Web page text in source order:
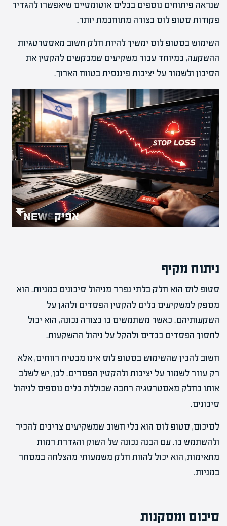
שנראה פיתוחים נוספים בכלים אוטומטיים שיאפשרו להגדיר
פקודות סטופ לוס בצורה מתוחכמת יותר.
השימוש בסטופ לוס ימשיך להיות חלק חשוב מאסטרטגיות
ההשקעה, במיוחד עבור משקיעים שמבקשים להקטין את
הסיכון ולשמור על יציבות פיננסית בטווח הארוך.
ניתוח מקיף
סטופ לוס הוא חלק בלתי נפרד מניהול סיכונים במניות. הוא
מספק למשקיעים כלים להקטין הפסדים ולהגן על
השקעותיהם. כאשר משתמשים בו בצורה נכונה, הוא יכול
לחסוך הפסדים כבדים ולהקל על ניהול ההשקעות.
חשוב להבין שהשימוש בסטופ לוס אינו מבטיח רווחים, אלא
רק עוזר לשמור על יציבות ולהקטין הפסדים. לכן, יש לשלב
אותו כחלק מאסטרטגיה רחבה שכוללת כלים נוספים לניהול
סיכונים.
לסיכום, סטופ לוס הוא כלי חשוב שמשקיעים צריכים להכיר
ולהשתמש בו. עם הבנה נכונה של השוק והגדרת רמות
מתאימות, הוא יכול להוות חלק משמעותי מהצלחה במסחר
במניות.
סיכום ומסקנות